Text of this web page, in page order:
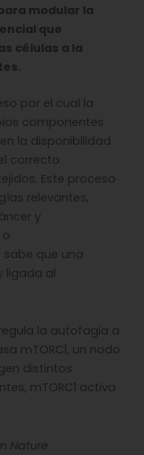
modular la
que
células a la
por el cual la
componentes
la disponibilidad
correcto
Este proceso
relevantes,
y
sabe que una
ligada al
la autofagia a
mTORC1, un nodo
distintos
mTORC1 activa
Nature